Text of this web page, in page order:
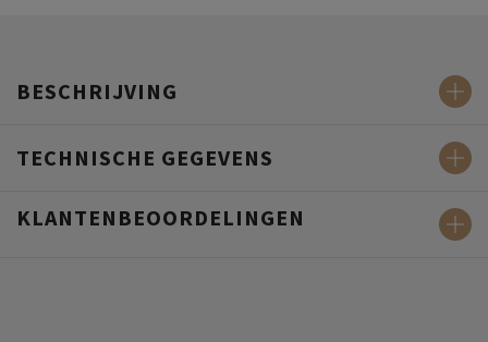
BESCHRIJVING
TECHNISCHE GEGEVENS
KLANTENBEOORDELINGEN